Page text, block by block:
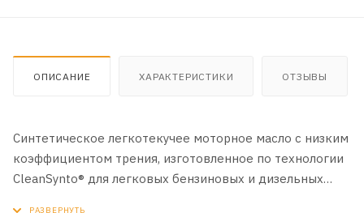
ОПИСАНИЕ ХАРАКТЕРИСТИКИ ОТЗЫВЫ
Синтетическое легкотекучее моторное масло с низким
коэффициентом трения, изготовленное по технологии
CleanSynto® для легковых бензиновых и дизельных